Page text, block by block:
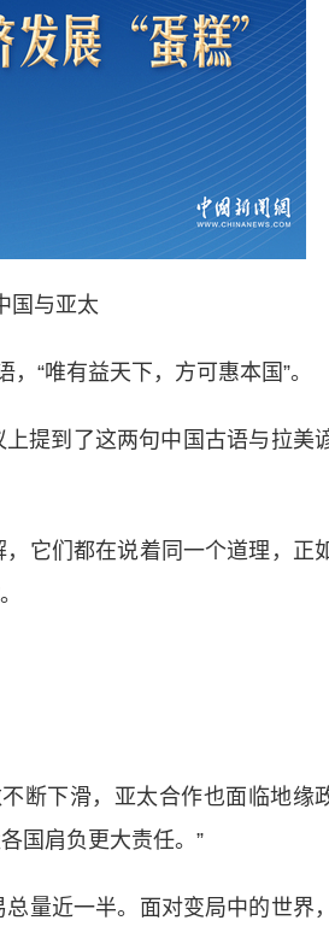
国与亚太
“唯有益天下，方可惠本国”。
提到了这两句中国古语与拉美
它们都在说着同一个道理，正
断下滑，亚太合作也面临地缘
国肩负更大责任。”
近一半。面对变局中的世界，